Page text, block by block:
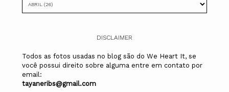
DISCLAIMER
Todos as fotos usadas no blog são do We Heart It, se
você possui direito sobre alguma entre em contato por
email:
tayaneribs@gmail.com